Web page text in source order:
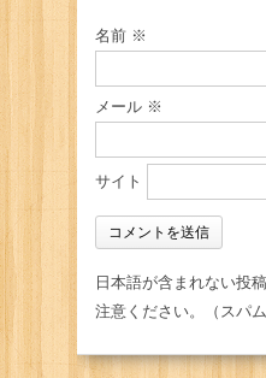
名前 ※
メール ※
サイト
日本語が含まれない投
注意ください。（スパム